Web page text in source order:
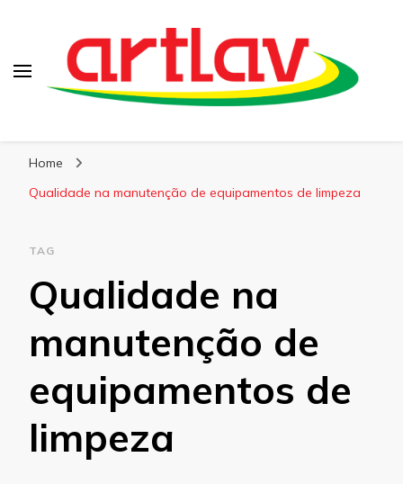
Home
Qualidade na manutenção de equipamentos de limpeza
TAG
Qualidade na
manutenção de
equipamentos de
limpeza